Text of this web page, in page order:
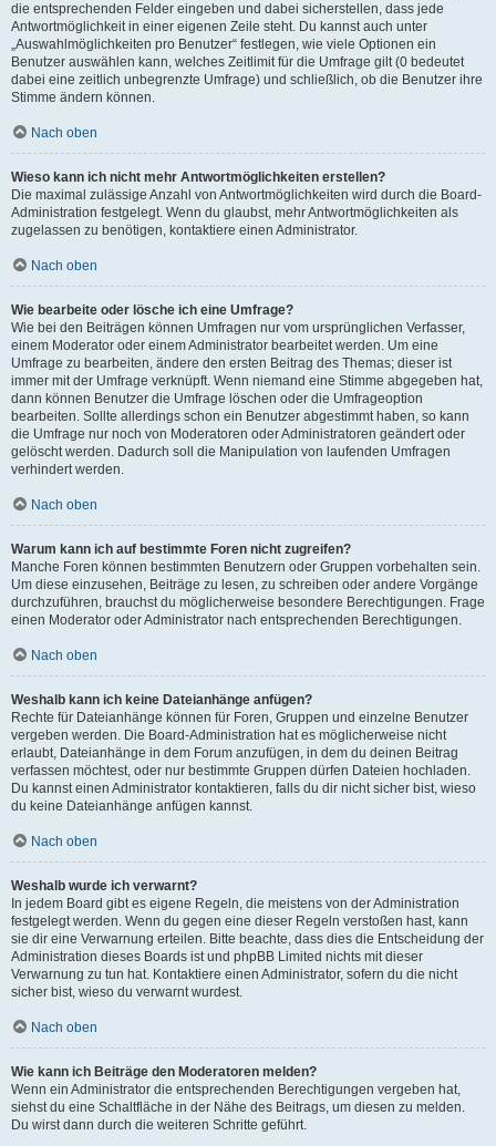
die entsprechenden Felder eingeben und dabei sicherstellen, dass jede
Antwortmöglichkeit in einer eigenen Zeile steht. Du kannst auch unter
„Auswahlmöglichkeiten pro Benutzer“ festlegen, wie viele Optionen ein
Benutzer auswählen kann, welches Zeitlimit für die Umfrage gilt (0 bedeutet
dabei eine zeitlich unbegrenzte Umfrage) und schließlich, ob die Benutzer ihre
Stimme ändern können.
Nach oben
Wieso kann ich nicht mehr Antwortmöglichkeiten erstellen?
Die maximal zulässige Anzahl von Antwortmöglichkeiten wird durch die Board-
Administration festgelegt. Wenn du glaubst, mehr Antwortmöglichkeiten als
zugelassen zu benötigen, kontaktiere einen Administrator.
Nach oben
Wie bearbeite oder lösche ich eine Umfrage?
Wie bei den Beiträgen können Umfragen nur vom ursprünglichen Verfasser,
einem Moderator oder einem Administrator bearbeitet werden. Um eine
Umfrage zu bearbeiten, ändere den ersten Beitrag des Themas; dieser ist
immer mit der Umfrage verknüpft. Wenn niemand eine Stimme abgegeben hat,
dann können Benutzer die Umfrage löschen oder die Umfrageoption
bearbeiten. Sollte allerdings schon ein Benutzer abgestimmt haben, so kann
die Umfrage nur noch von Moderatoren oder Administratoren geändert oder
gelöscht werden. Dadurch soll die Manipulation von laufenden Umfragen
verhindert werden.
Nach oben
Warum kann ich auf bestimmte Foren nicht zugreifen?
Manche Foren können bestimmten Benutzern oder Gruppen vorbehalten sein.
Um diese einzusehen, Beiträge zu lesen, zu schreiben oder andere Vorgänge
durchzuführen, brauchst du möglicherweise besondere Berechtigungen. Frage
einen Moderator oder Administrator nach entsprechenden Berechtigungen.
Nach oben
Weshalb kann ich keine Dateianhänge anfügen?
Rechte für Dateianhänge können für Foren, Gruppen und einzelne Benutzer
vergeben werden. Die Board-Administration hat es möglicherweise nicht
erlaubt, Dateianhänge in dem Forum anzufügen, in dem du deinen Beitrag
verfassen möchtest, oder nur bestimmte Gruppen dürfen Dateien hochladen.
Du kannst einen Administrator kontaktieren, falls du dir nicht sicher bist, wieso
du keine Dateianhänge anfügen kannst.
Nach oben
Weshalb wurde ich verwarnt?
In jedem Board gibt es eigene Regeln, die meistens von der Administration
festgelegt werden. Wenn du gegen eine dieser Regeln verstoßen hast, kann
sie dir eine Verwarnung erteilen. Bitte beachte, dass dies die Entscheidung der
Administration dieses Boards ist und phpBB Limited nichts mit dieser
Verwarnung zu tun hat. Kontaktiere einen Administrator, sofern du die nicht
sicher bist, wieso du verwarnt wurdest.
Nach oben
Wie kann ich Beiträge den Moderatoren melden?
Wenn ein Administrator die entsprechenden Berechtigungen vergeben hat,
siehst du eine Schaltfläche in der Nähe des Beitrags, um diesen zu melden.
Du wirst dann durch die weiteren Schritte geführt.